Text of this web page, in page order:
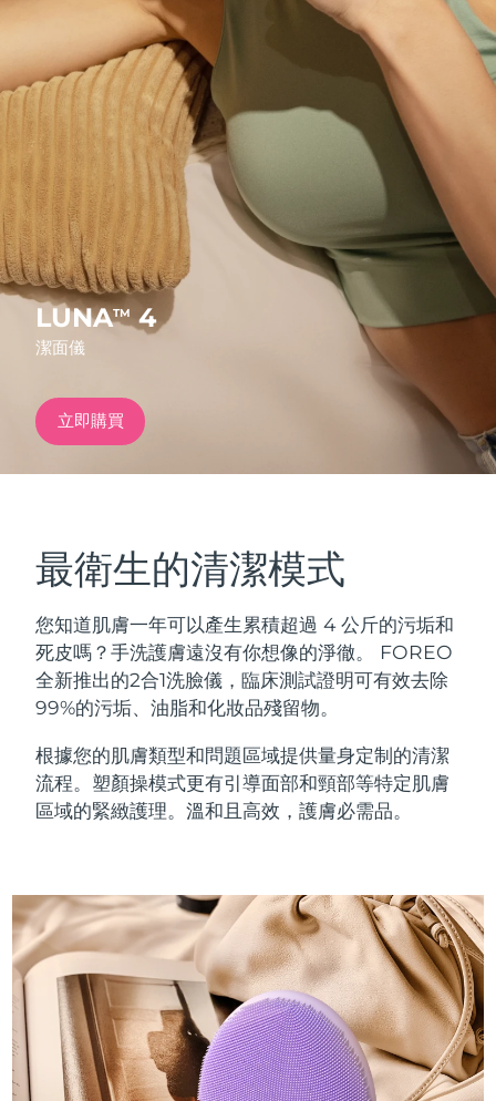
LUNATM4
潔面儀
立即購買
最衛生的清潔模式
您知道肌膚一年可以產生累積超過 4 公斤的污垢和
死皮嗎？手洗護膚遠沒有你想像的淨徹。 FOREO
全新推出的2合1洗臉儀，臨床測試證明可有效去除
99%的污垢、油脂和化妝品殘留物。
根據您的肌膚類型和問題區域提供量身定制的清潔
流程。塑顏操模式更有引導面部和頸部等特定肌膚
區域的緊緻護理。溫和且高效，護膚必需品。
我的訂閱
FAQ™ Dual LED Panel
熱門產品
特別優惠
紅光療法
面部清潔
LUNA™ 4 套裝
Anti-aging massage
LUNA™ 4 Plus
LUNA™ 4 Men
For men, anti-aging massage
LUNA™ 4 mini
For young skin, T-zone
緊致提拉
BEAR™ 2 套裝
Microcurrent toning
BEAR™ 2 go
BEAR™ 2 eyes & lips
Microcurrent line smoothing device
面部提拉護理
Premium anti-aging skincare
補水保濕
UFO™ 3 套裝
UFO™ 3 LED
Near-infrared and red light therapy
device
UFO™ 3 mini
Red light therapy device for young skin
口腔護理
issa™ 4
issa™ 4 plus
Smart hybrid silicone sonic toothbrush
issa™ 4 smile
Hybrid silicone sonic toothbrush
抗老
FAQ™ 101
Clinical anti-aging
LED 護理
NEW
FAQ™ 201
LED mask
NEW
發貨國家
美國 預計送達日期 8/10/26
英國 預計送達日期8/9/26
西班牙 8/9/26
澳洲 預計送達日期 8/12/26
法國 預計送達日期
德國 預計送達日期
加拿大 預計送達日期 8/13/26
奧地利 預計送達日期
比利時 預計送達日期8/9/26
百慕達 預計送達日期
波士尼亞與赫塞哥維納 預計送達日期8/12/26
汶萊 預計送達日期
加拿大 預計送達日期8/13/26
智利 預計送達日期8/13/26
中國 預計送達日期 8/9/26
哥倫比亞 預計送達日期8/13/26